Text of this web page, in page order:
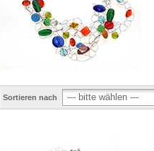
Sortieren nach